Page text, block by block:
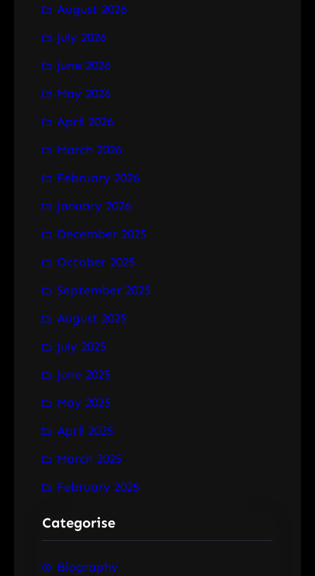
c
h
August 2026
July 2026
June 2026
May 2026
April 2026
March 2026
February 2026
January 2026
December 2025
October 2025
September 2025
August 2025
July 2025
June 2025
May 2025
April 2025
March 2025
February 2025
Categorise
Biography